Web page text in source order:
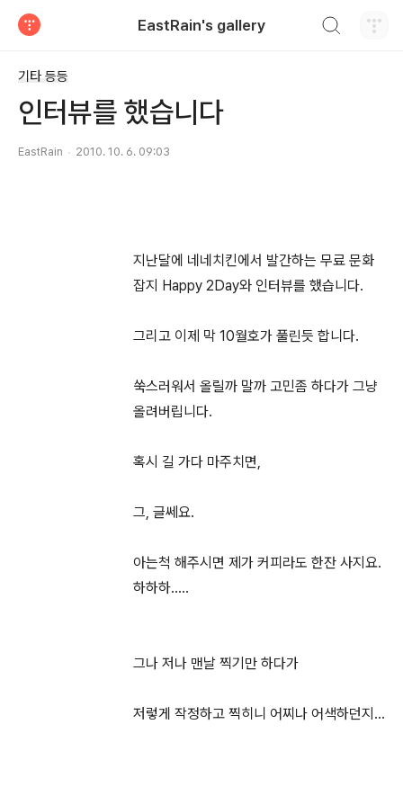
EastRain's gallery
기타 등등
인터뷰를 했습니다
EastRain 2010. 10. 6. 09:03
지난달에 네네치킨에서 발간하는 무료 문화
잡지 Happy 2Day와 인터뷰를 했습니다.
그리고 이제 막 10월호가 풀린듯 합니다.
쑥스러워서 올릴까 말까 고민좀 하다가 그냥
올려버립니다.
혹시 길 가다 마주치면,
그, 글쎄요.
아는척 해주시면 제가 커피라도 한잔 사지요.
하하하.....
그나 저나 맨날 찍기만 하다가
저렇게 작정하고 찍히니 어찌나 어색하던지...